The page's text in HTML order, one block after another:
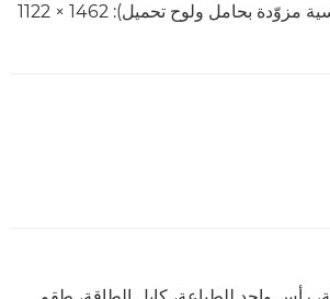
الطابعة (الوحدة الرئيسية مزوّدة بحامل ولوح تحميل): 1462 × 1122